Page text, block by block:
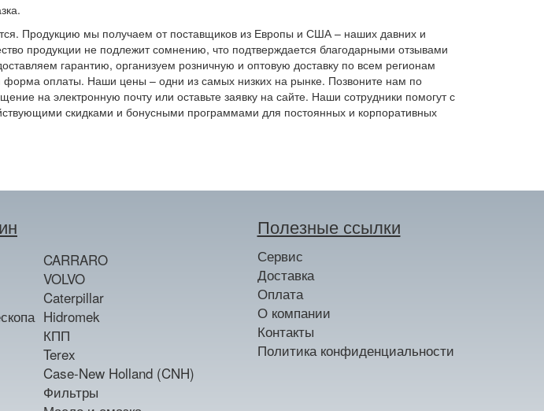
Продукцию мы получаем от поставщиков из Европы и США – наших давних и
продукции не подлежит сомнению, что подтверждается благодарными отзывами
гарантию, организуем розничную и оптовую доставку по всем регионам
оплаты. Наши цены – одни из самых низких на рынке. Позвоните нам по
на электронную почту или оставьте заявку на сайте. Наши сотрудники помогут с
скидками и бонусными программами для постоянных и корпоративных
CARRARO
VOLVO
Caterpillar
Hidromek
КПП
Terex
Case-New Holland (CNH)
Фильтры
Полезные ссылки
Сервис
Доставка
Оплата
О компании
Контакты
Политика конфиденциальности